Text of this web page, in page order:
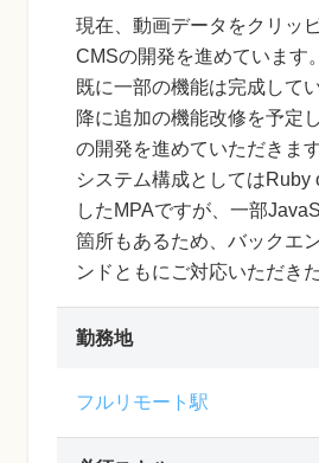
現在、動画データをクリッ
CMSの開発を進めています。
既に一部の機能は完成して
降に追加の機能改修を予定
の開発を進めていただきます
システム構成としてはRuby
したMPAですが、一部
箇所もあるため、バックエ
ンドともにご対応いただき
勤務地
フルリモート駅